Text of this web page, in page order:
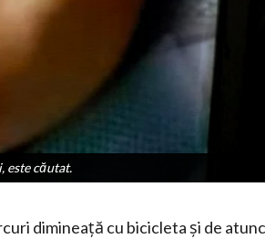
este căutat.
este căutat.
dimineață cu bicicleta și de